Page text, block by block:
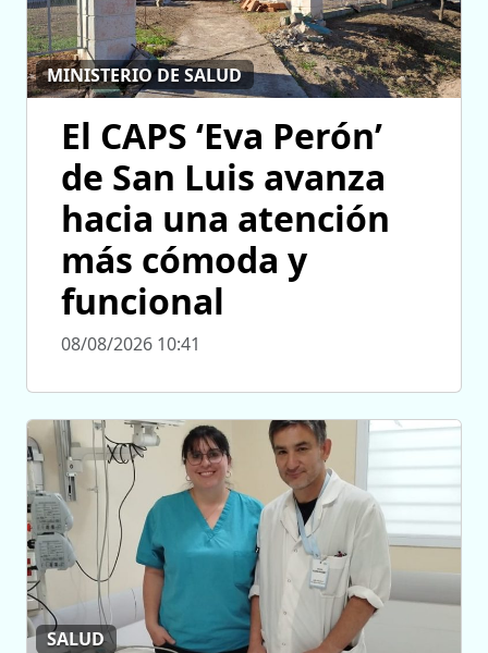
MINISTERIO DE SALUD
El CAPS ‘Eva Perón’
de San Luis avanza
hacia una atención
más cómoda y
funcional
08/08/2026 10:41
SALUD